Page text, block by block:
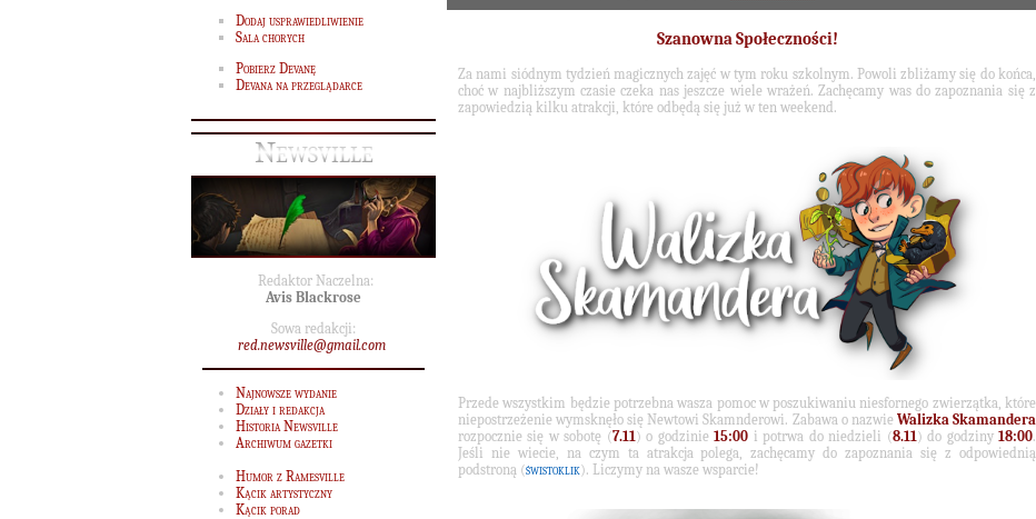
Dodaj usprawiedliwienie
Sala chorych
Pobierz Devanę
Devana na przeglądarce
Newsville
Redaktor Naczelna:
Avis Blackrose
Sowa redakcji:
red.newsville@gmail.com
Najnowsze wydanie
Działy i redakcja
Historia Newsville
Archiwum gazetki
Humor z Ramesville
Kącik artystyczny
Kącik porad
Szanowna Społeczności!
Za nami siódnym tydzień magicznych zajęć w tym roku szkolnym. Powoli zbliżamy się do końca,
choć w najbliższym czasie czeka nas jeszcze wiele wrażeń. Zachęcamy was do zapoznania się z
zapowiedzią kilku atrakcji, które odbędą się już w ten weekend.
Przede wszystkim będzie potrzebna wasza pomoc w poszukiwaniu niesfornego zwierzątka, które
niepostrzeżenie wymsknęło się Newtowi Skamnderowi. Zabawa o nazwie Walizka Skamandera
rozpocznie się w sobotę (7.11 ) o godzinie15:00 i potrwa do niedzieli (8.11 ) do godziny18:00.
Jeśli nie wiecie, na czym ta atrakcja polega, zachęcamy do zapoznania się z odpowiednią
podstroną (świstoklik). Liczymy na wasze wsparcie!